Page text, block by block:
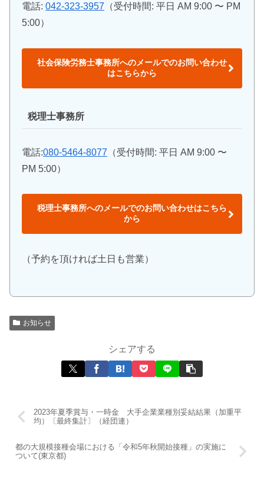
電話: 042-323-3957 （受付時間: 平日 AM 9:00 〜 PM
5:00）
社会保険労務士事務所へのメールでのお問い合わせ
はこちらから
税理士事務所
電話:080-5464-8077 （受付時間: 平日 AM 9:00 〜
PM 5:00）
税理士事務所へのメールでのお問い合わせはこちら
から
（予約を頂ければ土日も営業）
お知らせ
シェアする
2023年夏季賞与・一時金 大手企業業種別妥結結果（加重平
均）〔最終集計〕（経団連）
都の大規模接種会場における「令和5年秋開始接種」の実施に
ついて(東京都)